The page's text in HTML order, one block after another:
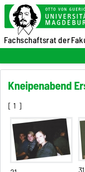
Fachschaftsrat der
Kneipenabend
[ 1 ]